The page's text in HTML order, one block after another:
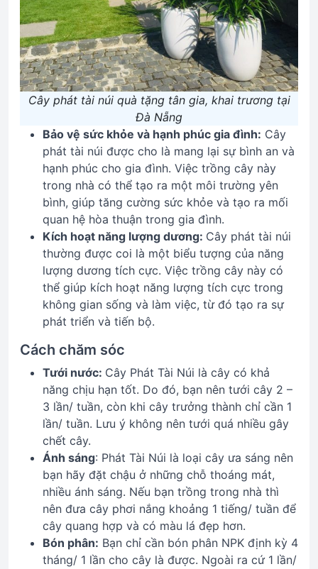
Cây phát tài núi quà tặng tân gia, khai trương tại
Đà Nẵng
Bảo vệ sức khỏe và hạnh phúc gia đình: Cây
phát tài núi được cho là mang lại sự bình an và
hạnh phúc cho gia đình. Việc trồng cây này
trong nhà có thể tạo ra một môi trường yên
bình, giúp tăng cường sức khỏe và tạo ra mối
quan hệ hòa thuận trong gia đình.
Kích hoạt năng lượng dương: Cây phát tài núi
thường được coi là một biểu tượng của năng
lượng dương tích cực. Việc trồng cây này có
thể giúp kích hoạt năng lượng tích cực trong
không gian sống và làm việc, từ đó tạo ra sự
phát triển và tiến bộ.
Cách chăm sóc
Tưới nước: Cây Phát Tài Núi là cây có khả
năng chịu hạn tốt. Do đó, bạn nên tưới cây 2 –
3 lần/ tuần, còn khi cây trưởng thành chỉ cần 1
lần/ tuần. Lưu ý không nên tưới quá nhiều gây
chết cây.
Ánh sáng: Phát Tài Núi là loại cây ưa sáng nên
bạn hãy đặt chậu ở những chỗ thoáng mát,
nhiều ánh sáng. Nếu bạn trồng trong nhà thì
nên đưa cây phơi nắng khoảng 1 tiếng/ tuần để
cây quang hợp và có màu lá đẹp hơn.
Bón phân: Bạn chỉ cần bón phân NPK định kỳ 4
tháng/ 1 lần cho cây là được. Ngoài ra cứ 1 lần/